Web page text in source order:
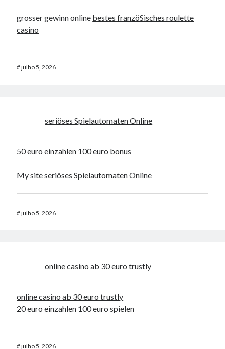
grosser gewinn online bestes franzöSisches roulette
casino
#julho 5, 2026
seriöses Spielautomaten Online
50 euro einzahlen 100 euro bonus
My siteseriöses Spielautomaten Online
#julho 5, 2026
online casino ab 30 euro trustly
online casino ab 30 euro trustly
20 euro einzahlen 100 euro spielen
#julho 5, 2026